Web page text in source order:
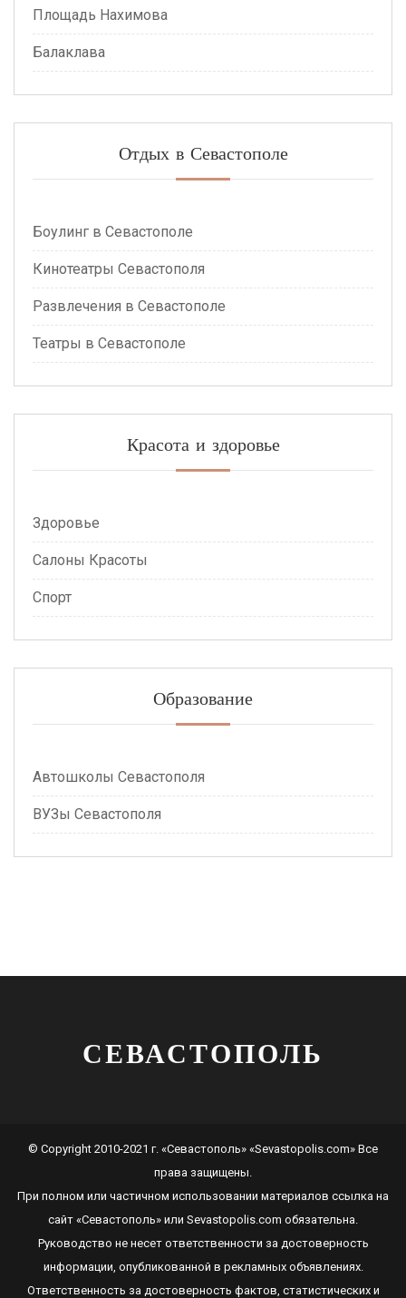
Площадь Нахимова
Балаклава
Отдых в Севастополе
Боулинг в Севастополе
Кинотеатры Севастополя
Развлечения в Севастополе
Театры в Севастополе
Красота и здоровье
Здоровье
Салоны Красоты
Спорт
Образование
Автошколы Севастополя
ВУЗы Севастополя
СЕВАСТОПОЛЬ
© Copyright 2010-2021 г. «Севастополь» «Sevastopolis.com» Все
права защищены.
При полном или частичном использовании материалов ссылка на
сайт «Севастополь» или Sevastopolis.com обязательна.
Руководство не несет ответственности за достоверность
информации, опубликованной в рекламных объявлениях.
Ответственность за достоверность фактов, статистических и